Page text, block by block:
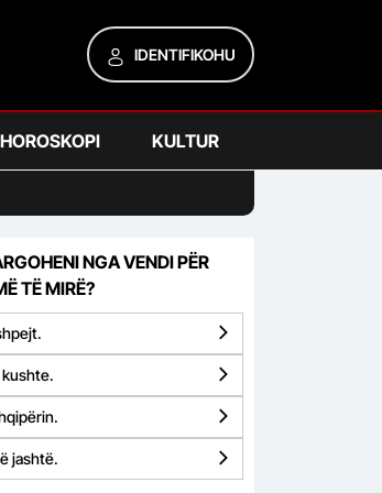
IDENTIFIKOHU
HOROSKOPI KULTUR
NGA VENDI PËR
TË MIRË?
jashtë.